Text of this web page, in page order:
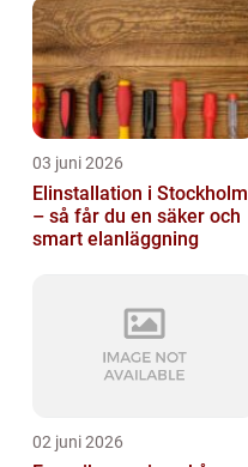
03 juni 2026
Elinstallation i Stockholm
– så får du en säker och
smart elanläggning
02 juni 2026